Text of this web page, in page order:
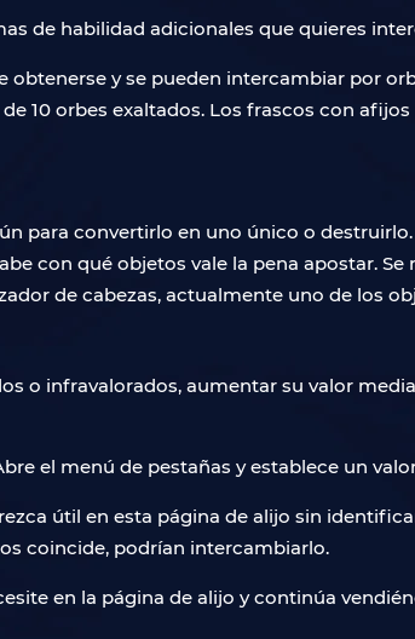
de habilidad adicionales que quieres
y se pueden intercambiar por
10 orbes exaltados. Los frascos con
para convertirlo en uno único o
con qué objetos vale la pena apostar.
de cabezas, actualmente uno de los
o infravalorados, aumentar su valor
el menú de pestañas y establece un
útil en esta página de alijo sin
coincide, podrían intercambiarlo.
en la página de alijo y continúa